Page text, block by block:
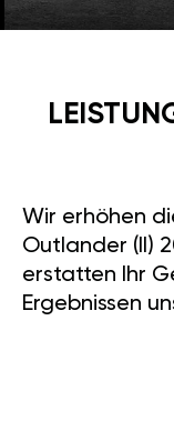
Wir erhöhen
Outlander (II)
erstatten Ihr
Ergebnissen